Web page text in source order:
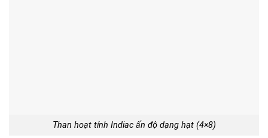
Than hoạt tính Indiac ấn độ dạng hạt (4×8)